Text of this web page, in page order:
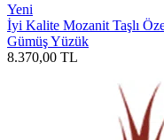
Yeni
İyi Kalite Mozanit Taşlı
Gümüş Yüzük
8.370,00 TL